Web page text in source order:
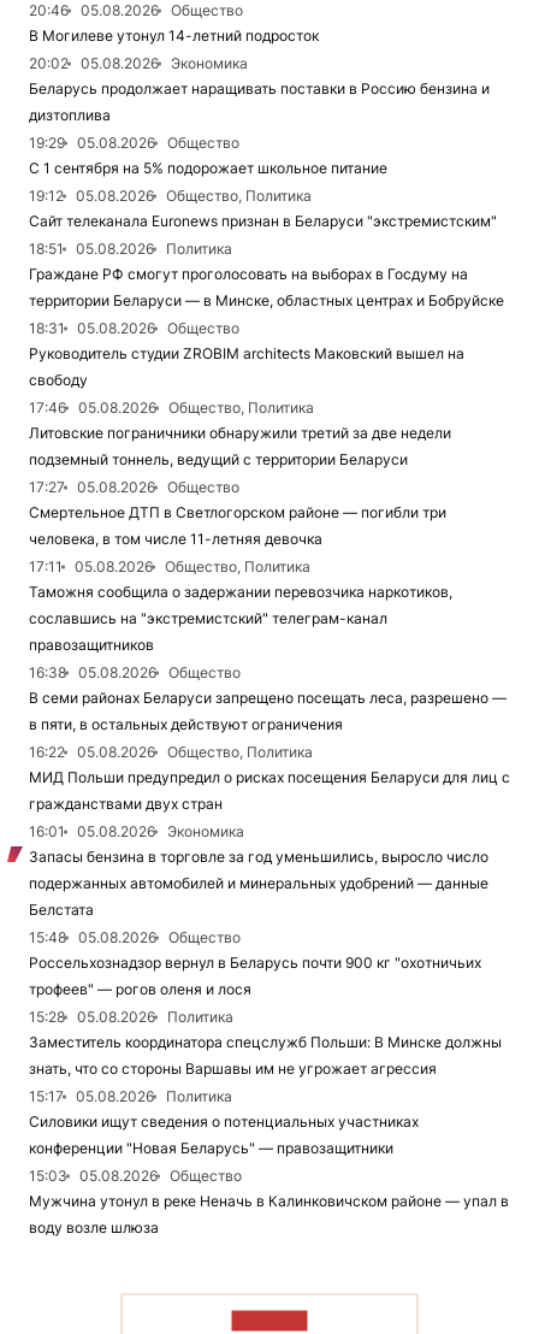
20:46 05.08.2026
Общество
В Могилеве утонул 14-летний подросток
20:02
05.08.2026
Экономика
Беларусь продолжает наращивать поставки в Россию бензина и
дизтоплива
19:29
05.08.2026
Общество
С 1 сентября на 5% подорожает школьное питание
19:12
05.08.2026
Общество, Политика
Сайт телеканала Euronews признан в Беларуси "экстремистским"
18:51
05.08.2026
Политика
Граждане РФ смогут проголосовать на выборах в Госдуму на
территории Беларуси — в Минске, областных центрах и Бобруйске
18:31
05.08.2026
Общество
Руководитель студии ZROBIM architects Маковский вышел на
свободу
17:46
05.08.2026
Общество, Политика
Литовские пограничники обнаружили третий за две недели
подземный тоннель, ведущий с территории Беларуси
17:27
05.08.2026
Общество
Смертельное ДТП в Светлогорском районе — погибли три
человека, в том числе 11-летняя девочка
17:11
05.08.2026
Общество, Политика
Таможня сообщила о задержании перевозчика наркотиков,
сославшись на "экстремистский" телеграм-канал
правозащитников
16:38
05.08.2026
Общество
В семи районах Беларуси запрещено посещать леса, разрешено —
в пяти, в остальных действуют ограничения
16:22
05.08.2026
Общество, Политика
МИД Польши предупредил о рисках посещения Беларуси для лиц с
гражданствами двух стран
16:01
05.08.2026
Экономика
Запасы бензина в торговле за год уменьшились, выросло число
подержанных автомобилей и минеральных удобрений — данные
Белстата
15:48
05.08.2026
Общество
Россельхознадзор вернул в Беларусь почти 900 кг "охотничьих
трофеев" — рогов оленя и лося
15:28
05.08.2026
Политика
Заместитель координатора спецслужб Польши: В Минске должны
знать, что со стороны Варшавы им не угрожает агрессия
15:17
05.08.2026
Политика
Силовики ищут сведения о потенциальных участниках
конференции "Новая Беларусь" — правозащитники
15:03
05.08.2026
Общество
Мужчина утонул в реке Неначь в Калинковичском районе — упал в
воду возле шлюза